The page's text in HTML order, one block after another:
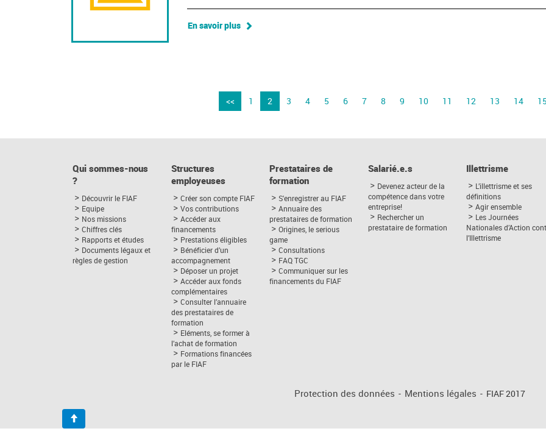
En savoir plus
<< 1 2 3 4 5 6 7 8 9 10 11 12 13 14 15
Qui sommes-nous
?
Découvrir le FIAF
Equipe
Nos missions
Chiffres clés
Rapports et études
Documents légaux et
règles de gestion
Structures
employeuses
Créer son compte FIAF
Vos contributions
Accéder aux
financements
Prestations éligibles
Bénéficier d’un
accompagnement
Déposer un projet
Accéder aux fonds
complémentaires
Consulter l’annuaire
des prestataires de
formation
Eléments, se former à
l’achat de formation
Formations financées
par le FIAF
Prestataires de
formation
S'enregistrer au FIAF
Annuaire des
prestataires de formation
Origines, le serious
game
Consultations
FAQ TGC
Communiquer sur les
financements du FIAF
Salarié.e.s
Devenez acteur de la
compétence dans votre
entreprise!
Rechercher un
prestataire de formation
Illettrisme
L’illettrisme et ses
définitions
Agir ensemble
Les Journées
Nationales d’Action
l’Illettrisme
Protection des données - Mentions légales - FIAF 2017